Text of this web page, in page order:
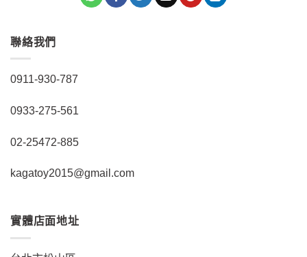
聯絡我們
0911-930-787
0933-275-561
02-25472-885
kagatoy2015@gmail.com
實體店面地址